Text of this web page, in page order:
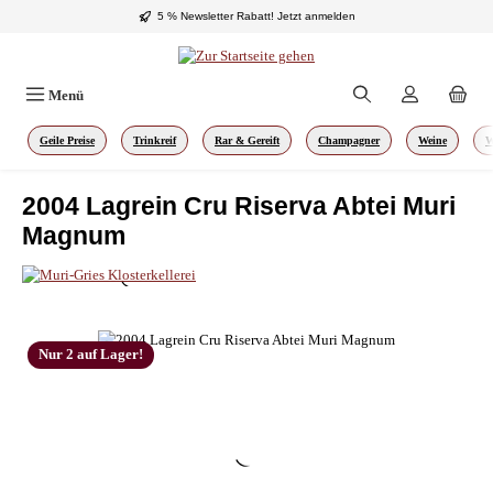
Zum Hauptinhalt springen5 % Newsletter Rabatt! Jetzt anmelden
Menü
Geile Preise Trinkreif Rar & Gereift Champagner Weine
2004 Lagrein Cru Riserva Abtei Muri
Magnum
Bildergalerie überspringen
Nur 2 auf Lager!